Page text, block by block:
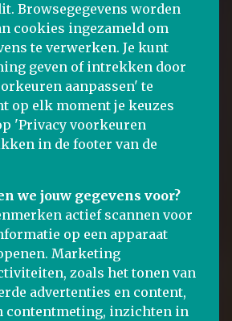
Browsegegevens worden
cookies ingezameld om
te verwerken. Je kunt
geven of intrekken door
aanpassen' te
op elk moment je keuzes
'Privacy voorkeuren
in de footer van de
we jouw gegevens voor?
actief scannen voor
op een apparaat
Marketing
zoals het tonen van
advertenties en content,
contentmeting, inzichten in